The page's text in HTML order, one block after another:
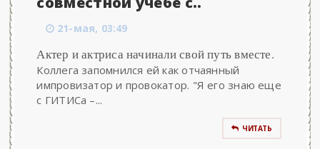
21-мая, 03:49
Актер и актриса начинали свой путь вместе.
Коллега запомнился ей как отчаянный
импровизатор и провокатор. "Я его знаю еще
с ГИТИСа –...
ЧИТАТЬ